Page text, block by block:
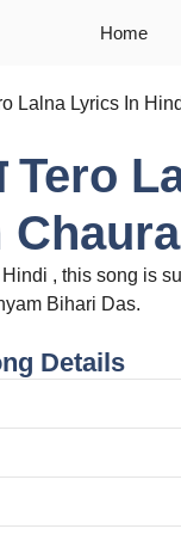
Home
Lalna Lyrics In
Tero
, this song is
Bihari Das.
Details